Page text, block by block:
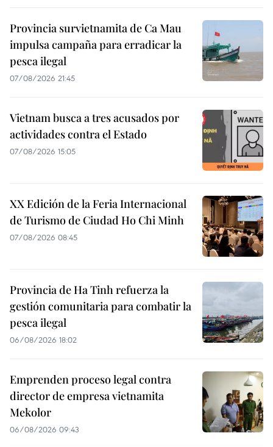
Provincia survietnamita de Ca Mau
impulsa campaña para erradicar la
pesca ilegal
07/08/2026 21:45
Vietnam busca a tres acusados por
actividades contra el Estado
07/08/2026 15:05
XX Edición de la Feria Internacional
de Turismo de Ciudad Ho Chi Minh
07/08/2026 08:45
Provincia de Ha Tinh refuerza la
gestión comunitaria para combatir la
pesca ilegal
06/08/2026 18:02
Emprenden proceso legal contra
director de empresa vietnamita
Mekolor
06/08/2026 09:43